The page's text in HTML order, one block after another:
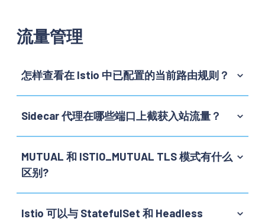
流量管理
怎样查看在 Istio 中已配置的当前路由规则？
Sidecar 代理在哪些端口上截获入站流量？
MUTUAL 和 ISTIO_MUTUAL TLS 模式有什么
区别?
Istio 可以与 StatefulSet 和 Headless